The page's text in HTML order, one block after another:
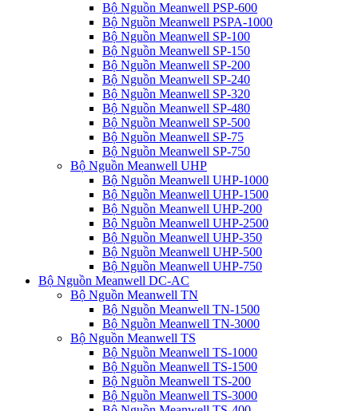
Bộ Nguồn Meanwell PSP-600
Bộ Nguồn Meanwell PSPA-1000
Bộ Nguồn Meanwell SP-100
Bộ Nguồn Meanwell SP-150
Bộ Nguồn Meanwell SP-200
Bộ Nguồn Meanwell SP-240
Bộ Nguồn Meanwell SP-320
Bộ Nguồn Meanwell SP-480
Bộ Nguồn Meanwell SP-500
Bộ Nguồn Meanwell SP-75
Bộ Nguồn Meanwell SP-750
Bộ Nguồn Meanwell UHP
Bộ Nguồn Meanwell UHP-1000
Bộ Nguồn Meanwell UHP-1500
Bộ Nguồn Meanwell UHP-200
Bộ Nguồn Meanwell UHP-2500
Bộ Nguồn Meanwell UHP-350
Bộ Nguồn Meanwell UHP-500
Bộ Nguồn Meanwell UHP-750
Bộ Nguồn Meanwell DC-AC
Bộ Nguồn Meanwell TN
Bộ Nguồn Meanwell TN-1500
Bộ Nguồn Meanwell TN-3000
Bộ Nguồn Meanwell TS
Bộ Nguồn Meanwell TS-1000
Bộ Nguồn Meanwell TS-1500
Bộ Nguồn Meanwell TS-200
Bộ Nguồn Meanwell TS-3000